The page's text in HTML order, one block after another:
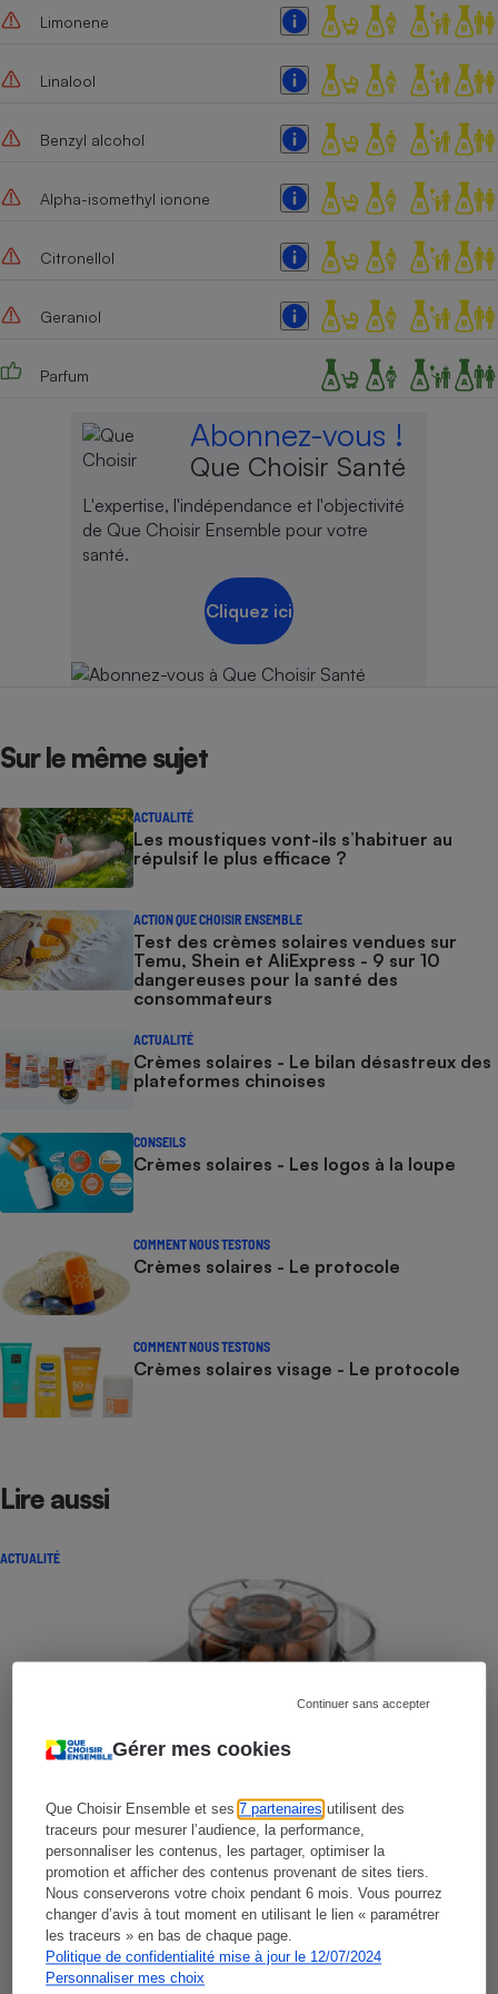
Gérer mes cookies
Que Choisir Ensemble et ses7 partenaires utilisent des
traceurs pour mesurer l’audience, la performance,
personnaliser les contenus, les partager, optimiser la
promotion et afficher des contenus provenant de sites tiers.
Nous conserverons votre choix pendant 6 mois. Vous pourrez
changer d’avis à tout moment en utilisant le lien « paramétrer
les traceurs » en bas de chaque page.
Politique de confidentialité mise à jour le 12/07/2024
Personnaliser mes choix
Continuer sans accepter
Limonene
Linalool
Benzyl alcohol
Alpha-isomethyl ionone
Citronellol
Geraniol
Parfum
Abonnez-vous !
Que Choisir Santé
L'expertise, l'indépendance et l'objectivité
de Que Choisir Ensemble pour votre
santé.
Cliquez ici
Sur le même sujet
ACTUALITÉ
Les moustiques vont-ils s’habituer au
répulsif le plus efficace ?
ACTION QUE CHOISIR ENSEMBLE
Test des crèmes solaires vendues sur
Temu, Shein et AliExpress - 9 sur 10
dangereuses pour la santé des
consommateurs
ACTUALITÉ
Crèmes solaires - Le bilan désastreux des
plateformes chinoises
CONSEILS
Crèmes solaires - Les logos à la loupe
COMMENT NOUS TESTONS
Crèmes solaires - Le protocole
COMMENT NOUS TESTONS
Crèmes solaires visage - Le protocole
Lire aussi
ACTUALITÉ